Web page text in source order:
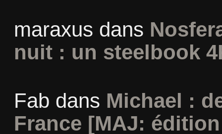
maraxus dans
nuit : un steelbook
Fab dans Michael :
France [MAJ: